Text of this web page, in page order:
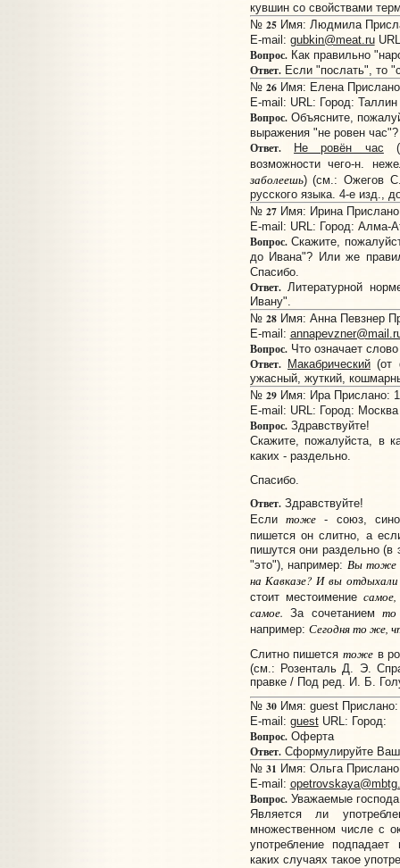
кувшин со свойствами
№ 25Имя: Людмила
E-mail: gubkin@meat.ru
Вопрос.Как правильно
Ответ.Если "послать", то
№ 26Имя: Елена
E-mail: URL: Город: Таллин
Вопрос.Объясните,
выражения "не ровен
Ответ. Не ровён час
возможности чего-н.
заболеешь) (см.: Ожегов
русского языка. 4-е изд.,
№ 27Имя: Ирина
E-mail: URL: Город: Алма-
Вопрос.Скажите,
до Ивана"? Или же
Спасибо.
Ответ.Литературной
Ивану".
№ 28Имя: Анна Певзнер
E-mail:
Вопрос.Что означает
Ответ. Макабрический(от
ужасный, жуткий,
№ 29Имя: Ира Прислано:
E-mail: URL: Город: Москва
Вопрос.Здравствуйте!
Скажите, пожалуйста, в
каких - раздельно.
Спасибо.
Ответ.Здравствуйте!
Если тоже - союз,
пишется он слитно, а
пишутся они раздельно (в
"это"), например:Вы тоже
на Кавказе? И вы отдыхали
стоит местоимение самое,
самое. За сочетанием
например: Сегодня то же,
Слитно пишется тожев
(см.: Розенталь Д. Э.
правке / Под ред. И. Б.
№ 30Имя: guest Прислано:
E-mail: guestURL: Город:
Вопрос.Оферта
Ответ.Сформулируйте Ваш
№ 31 Имя: Ольга
E-mail:
Вопрос.Уважаемые
Является ли
множественном числе с
употребление
каких случаях такое